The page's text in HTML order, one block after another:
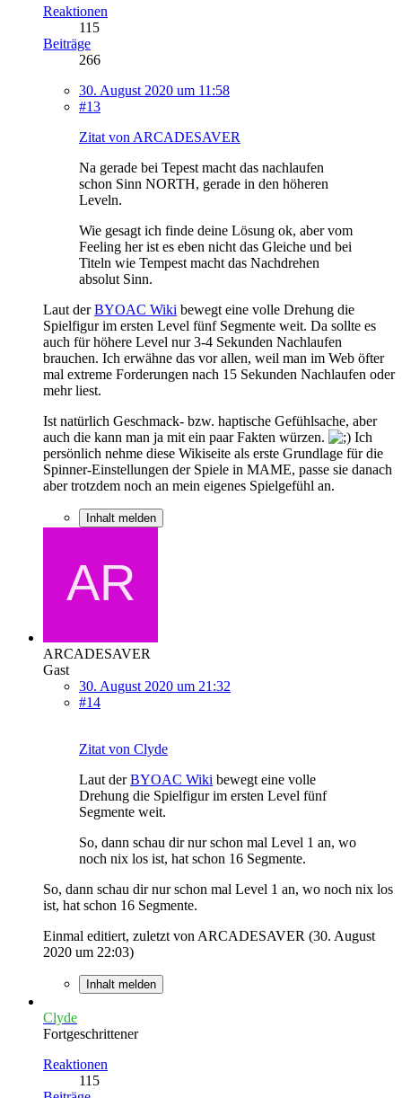
Reaktionen
115
Beiträge
266
30. August 2020 um 11:58
#13
Zitat von ARCADESAVER
Na gerade bei Tepest macht das nachlaufen
schon Sinn NORTH, gerade in den höheren
Leveln.
Wie gesagt ich finde deine Lösung ok, aber vom
Feeling her ist es eben nicht das Gleiche und bei
Titeln wie Tempest macht das Nachdrehen
absolut Sinn.
Laut derBYOAC Wiki bewegt eine volle Drehung die
Spielfigur im ersten Level fünf Segmente weit. Da sollte es
auch für höhere Level nur 3-4 Sekunden Nachlaufen
brauchen. Ich erwähne das vor allen, weil man im Web öfter
mal extreme Forderungen nach 15 Sekunden Nachlaufen oder
mehr liest.
Ist natürlich Geschmack- bzw. haptische Gefühlsache, aber
auch die kann man ja mit ein paar Fakten würzen.
Ich
persönlich nehme diese Wikiseite als erste Grundlage für die
Spinner-Einstellungen der Spiele in MAME, passe sie danach
aber trotzdem noch an mein eigenes Spielgefühl an.
Inhalt melden
ARCADESAVER
Gast
30. August 2020 um 21:32
#14
Zitat von Clyde
Laut derBYOAC Wiki bewegt eine volle
Drehung die Spielfigur im ersten Level fünf
Segmente weit.
So, dann schau dir nur schon mal Level 1 an, wo
noch nix los ist, hat schon 16 Segmente.
So, dann schau dir nur schon mal Level 1 an, wo noch nix los
ist, hat schon 16 Segmente.
Einmal editiert, zuletzt von ARCADESAVER (30. August
2020 um 22:03)
Inhalt melden
Clyde
Fortgeschrittener
Reaktionen
115